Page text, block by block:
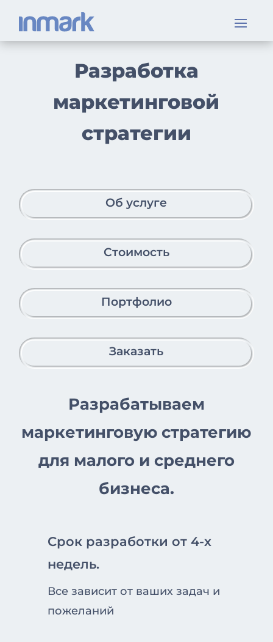
Разработка
маркетинговой
стратегии
Об услуге
Стоимость
Портфолио
Заказать
Разрабатываем
маркетинговую стратегию
для малого и среднего
бизнеса.
Срок разработки от 4-х
недель.
Все зависит от ваших задач и
пожеланий